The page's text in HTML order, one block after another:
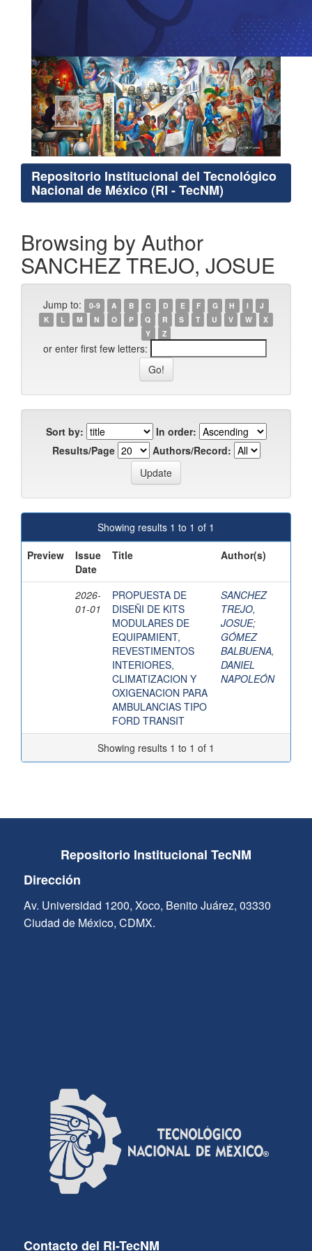
Repositorio Institucional del Tecnológico
Nacional de México (RI - TecNM)
Browsing by Author
SANCHEZ TREJO, JOSUE
Jump to: 0-9 A B C D E F G H I
J
K
L M N O P Q R S T U V W
X
Y
Z
or enter first few letters:
Sort by:
In order:
Results/Page
Authors/Record:
Showing results 1 to 1 of 1
Preview
Issue
Date
Title Author(s)
2026-
01-01
PROPUESTA DE
DISEÑI DE KITS
MODULARES DE
EQUIPAMIENT,
REVESTIMENTOS
INTERIORES,
CLIMATIZACION Y
OXIGENACION PARA
AMBULANCIAS TIPO
FORD TRANSIT
SANCHEZ
TREJO,
JOSUE;
GÓMEZ
BALBUENA,
DANIEL
NAPOLEÓN
Showing results 1 to 1 of 1
Repositorio Institucional TecNM
Dirección
Av. Universidad 1200, Xoco, Benito Juárez, 03330
Ciudad de México, CDMX.
Contacto del RI-TecNM